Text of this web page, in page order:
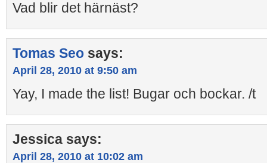
Vad blir det härnäst?
Tomas Seo says:
April 28, 2010 at 9:50 am
Yay, I made the list! Bugar och bockar. /t
Jessica says:
April 28, 2010 at 10:02 am